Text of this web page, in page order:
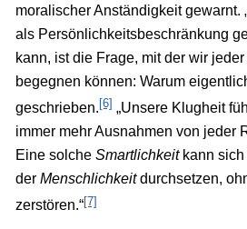
moralischer Anständigkeit gewarnt.
als Persönlichkeitsbeschränkung
kann, ist die Frage, mit der wir
begegnen können: Warum
geschrieben. [6] „Unsere Klugheit
immer mehr Ausnahmen von jeder
Eine solche Smartlichkeit kann
der Menschlichkeitdurchsetzen,
zerstören.“[7]